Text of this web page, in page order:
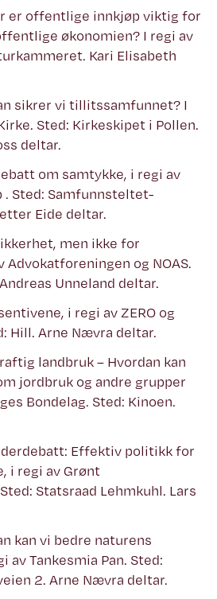
er offentlige innkjøp viktig for
økonomien? I regi av
Kari Elisabeth
sikrer vi tillitssamfunnet? I
Sted: Kirkeskipet i Pollen.
deltar.
om samtykke, i regi av
. Sted: Samfunnsteltet-
Eide deltar.
men ikke for
og NOAS.
Unneland deltar.
i regi av ZERO og
Hill. Arne Nævra deltar.
landbruk – Hvordan kan
jordbruk og andre grupper
Bondelag. Sted: Kinoen.
Effektiv politikk for
i regi av Grønt
Statsraad Lehmkuhl. Lars
kan vi bedre naturens
Tankesmia Pan. Sted:
2. Arne Nævra deltar.